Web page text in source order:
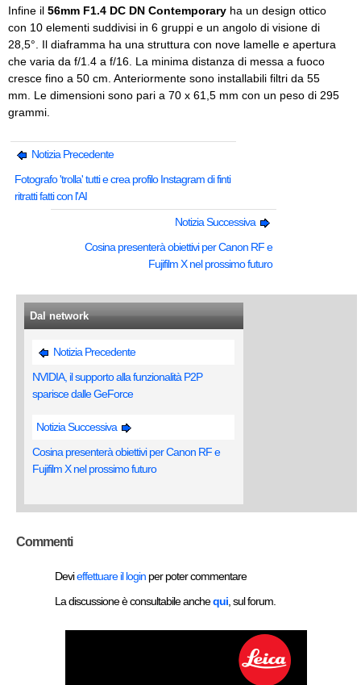
Infine il 56mm F1.4 DC DN Contemporary ha un design ottico
con 10 elementi suddivisi in 6 gruppi e un angolo di visione di
28,5°. Il diaframma ha una struttura con nove lamelle e apertura
che varia da f/1.4 a f/16. La minima distanza di messa a fuoco
cresce fino a 50 cm. Anteriormente sono installabili filtri da 55
mm. Le dimensioni sono pari a 70 x 61,5 mm con un peso di 295
grammi.
Notizia Precedente
Fotografo 'trolla' tutti e crea profilo Instagram di finti
ritratti fatti con l'AI
Notizia Successiva
Cosina presenterà obiettivi per Canon RF e
Fujifilm X nel prossimo futuro
Dal network
Notizia Precedente
NVIDIA, il supporto alla funzionalità P2P
sparisce dalle GeForce
Notizia Successiva
Cosina presenterà obiettivi per Canon RF e
Fujifilm X nel prossimo futuro
Commenti
Devieffettuare il login per poter commentare
La discussione è consultabile anchequi, sul forum.